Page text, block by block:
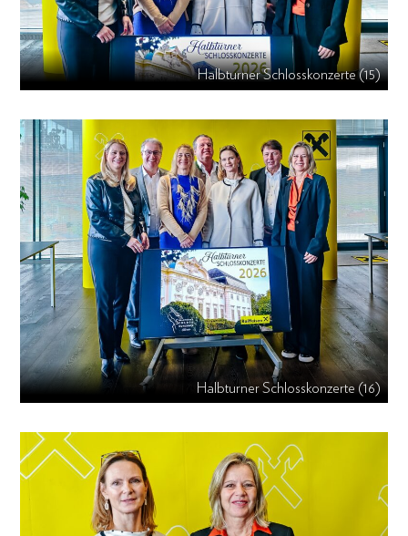
Halbturner Schlosskonzerte (15)
Halbturner Schlosskonzerte (16)